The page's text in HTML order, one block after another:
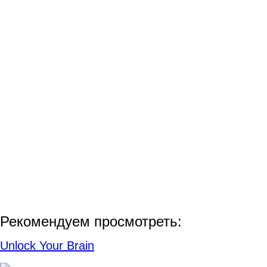
Рекомендуем просмотреть:
Unlock Your Brain